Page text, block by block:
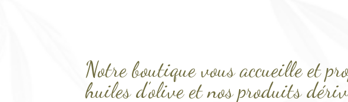
Notre boutique vous accueille et
huiles d’olive et nos produits